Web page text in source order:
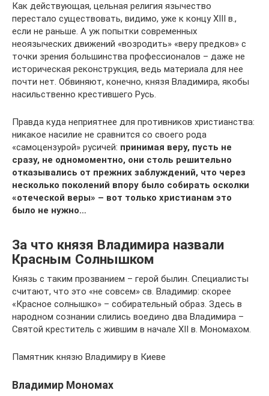
Как действующая, цельная религия язычество
перестало существовать, видимо, уже к концу XIII в.,
если не раньше. А уж попытки современных
неоязыческих движений «возродить» «веру предков» с
точки зрения большинства профессионалов – даже не
историческая реконструкция, ведь материала для нее
почти нет. Обвиняют, конечно, князя Владимира, якобы
насильственно крестившего Русь.
Правда куда неприятнее для противников христианства:
никакое насилие не сравнится со своего рода
«самоцензурой» русичей: принимая веру, пусть не
сразу, не одномоментно, они столь решительно
отказывались от прежних заблуждений, что через
несколько поколений впору было собирать осколки
«отеческой веры» – вот только христианам это
было не нужно…
За что князя Владимира назвали
Красным Солнышком
Князь с таким прозванием – герой былин. Специалисты
считают, что это «не совсем» св. Владимир: скорее
«Красное солнышко» – собирательный образ. Здесь в
народном сознании слились воедино два Владимира –
Святой креститель с жившим в начале XII в. Мономахом.
Памятник князю Владимиру в Киеве
Владимир Мономах